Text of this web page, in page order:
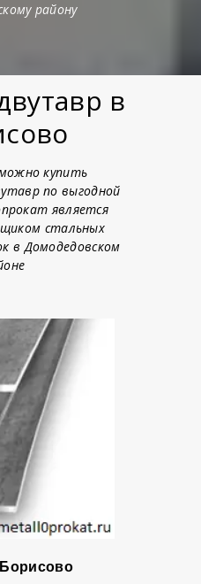
району
в
купить
по выгодной
является
стальных
в Домодедовском